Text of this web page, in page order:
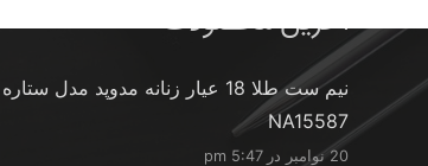
آخرین محصولات
نیم ست طلا 18 عیار زنانه مدوپد مدل
NA15587
20 نوامبر در 5:47 pm